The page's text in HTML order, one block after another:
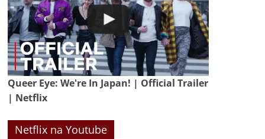
Queer Eye: We're In Japan! | Official Trailer
| Netflix
Netflix na Youtube